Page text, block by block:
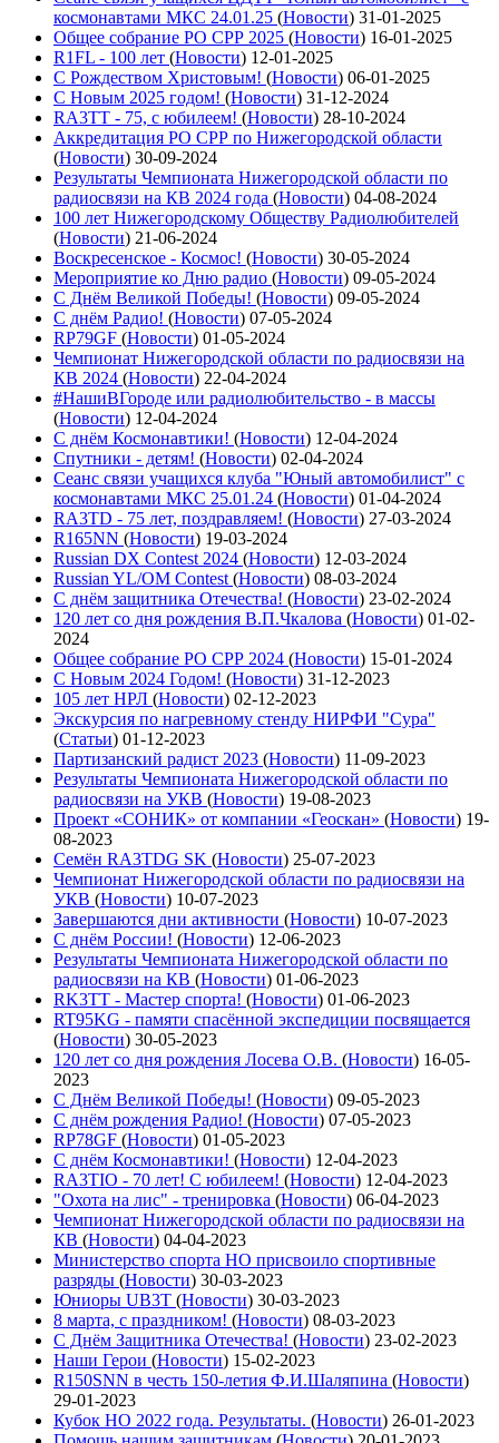
космонавтами МКС 24.01.25 (Новости) 31-01-2025
Общее собрание РО СРР 2025 (Новости) 16-01-2025
R1FL - 100 лет (Новости) 12-01-2025
С Рождеством Христовым! (Новости) 06-01-2025
С Новым 2025 годом! (Новости) 31-12-2024
RA3TT - 75, с юбилеем! (Новости) 28-10-2024
Аккредитация РО СРР по Нижегородской области
(Новости) 30-09-2024
Результаты Чемпионата Нижегородской области по
радиосвязи на КВ 2024 года (Новости) 04-08-2024
100 лет Нижегородскому Обществу Радиолюбителей
(Новости) 21-06-2024
Воскресенское - Космос! (Новости) 30-05-2024
Мероприятие ко Дню радио (Новости) 09-05-2024
С Днём Великой Победы! (Новости) 09-05-2024
С днём Радио! (Новости) 07-05-2024
RP79GF (Новости) 01-05-2024
Чемпионат Нижегородской области по радиосвязи на
КВ 2024 (Новости) 22-04-2024
#НашиВГороде или радиолюбительство - в массы
(Новости) 12-04-2024
С днём Космонавтики! (Новости) 12-04-2024
Спутники - детям! (Новости) 02-04-2024
Сеанс связи учащихся клуба "Юный автомобилист" с
космонавтами МКС 25.01.24 (Новости) 01-04-2024
RA3TD - 75 лет, поздравляем! (Новости) 27-03-2024
R165NN (Новости) 19-03-2024
Russian DX Contest 2024 (Новости) 12-03-2024
Russian YL/OM Contest (Новости) 08-03-2024
С днём защитника Отечества! (Новости) 23-02-2024
120 лет со дня рождения В.П.Чкалова (Новости) 01-02-
2024
Общее собрание РО СРР 2024 (Новости) 15-01-2024
С Новым 2024 Годом! (Новости) 31-12-2023
105 лет НРЛ (Новости) 02-12-2023
Экскурсия по нагревному стенду НИРФИ "Сура"
(Статьи) 01-12-2023
Партизанский радист 2023 (Новости) 11-09-2023
Результаты Чемпионата Нижегородской области по
радиосвязи на УКВ (Новости) 19-08-2023
Проект «СОНИК» от компании «Геоскан» (Новости) 19-
08-2023
Семён RA3TDG SK (Новости) 25-07-2023
Чемпионат Нижегородской области по радиосвязи на
УКВ (Новости) 10-07-2023
Завершаются дни активности (Новости) 10-07-2023
С днём России! (Новости) 12-06-2023
Результаты Чемпионата Нижегородской области по
радиосвязи на КВ (Новости) 01-06-2023
RK3TT - Мастер спорта! (Новости) 01-06-2023
RT95KG - памяти спасённой экспедиции посвящается
(Новости) 30-05-2023
120 лет со дня рождения Лосева О.В. (Новости) 16-05-
2023
С Днём Великой Победы! (Новости) 09-05-2023
С днём рождения Радио! (Новости) 07-05-2023
RP78GF (Новости) 01-05-2023
С днём Космонавтики! (Новости) 12-04-2023
RA3TIO - 70 лет! С юбилеем! (Новости) 12-04-2023
"Охота на лис" - тренировка (Новости) 06-04-2023
Чемпионат Нижегородской области по радиосвязи на
КВ (Новости) 04-04-2023
Министерство спорта НО присвоило спортивные
разряды (Новости) 30-03-2023
Юниоры UB3T (Новости) 30-03-2023
8 марта, с праздником! (Новости) 08-03-2023
С Днём Защитника Отечества! (Новости) 23-02-2023
Наши Герои (Новости) 15-02-2023
R150SNN в честь 150-летия Ф.И.Шаляпина (Новости)
29-01-2023
Кубок НО 2022 года. Результаты. (Новости) 26-01-2023